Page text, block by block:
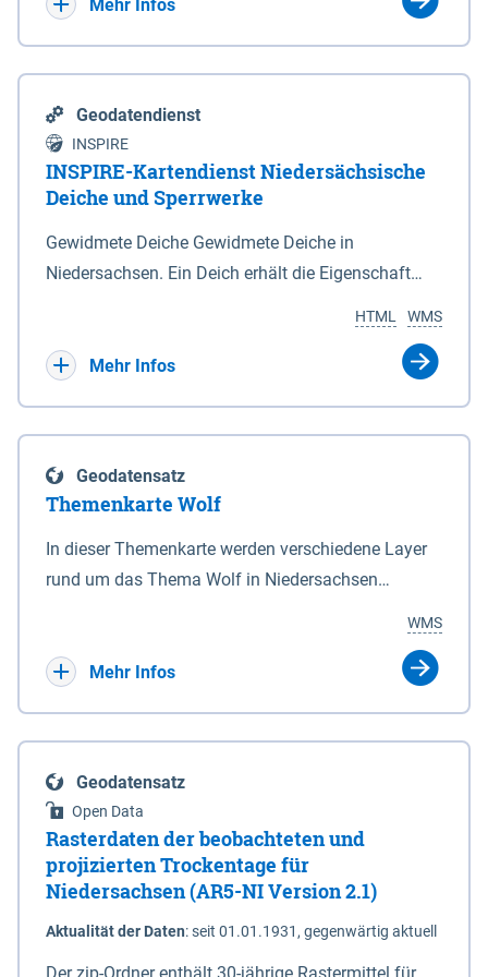
Mehr Infos
Geodatendienst
INSPIRE
INSPIRE-Kartendienst Niedersächsische
Deiche und Sperrwerke
Gewidmete Deiche Gewidmete Deiche in
Niedersachsen. Ein Deich erhält die Eigenschaft
Deichbehörde durch Verordnung ausspricht. Für
enthalten. Sperrwerke Sperrwerke sind Bauwerke
mit Sperrvorrichtungen in Tidegewässern, die dem
Schutz eines Gebietes vor erhöhten Tiden, vor allem
vor Sturmfluten, zu dienen bestimmt sind (§2 Abs.3
Eigenschaft eines Sperrwerkes durch Widmung, die
die Deichbehörde durch Verordnung ausspricht.
WMS
HTML
Mehr Infos
Geodatensatz
Themenkarte Wolf
In dieser Themenkarte werden verschiedene Layer
rund um das Thema Wolf in Niedersachsen
sowie Status der bestehenden Wolfsterritorien im
laufenden Monitoringjahr.
WMS
Mehr Infos
Geodatensatz
Open Data
Rasterdaten der beobachteten und
projizierten Trockentage für
Niedersachsen (AR5-NI Version 2.1)
Aktualität der Daten:seit 01.01.1931, gegenwärtig aktuell